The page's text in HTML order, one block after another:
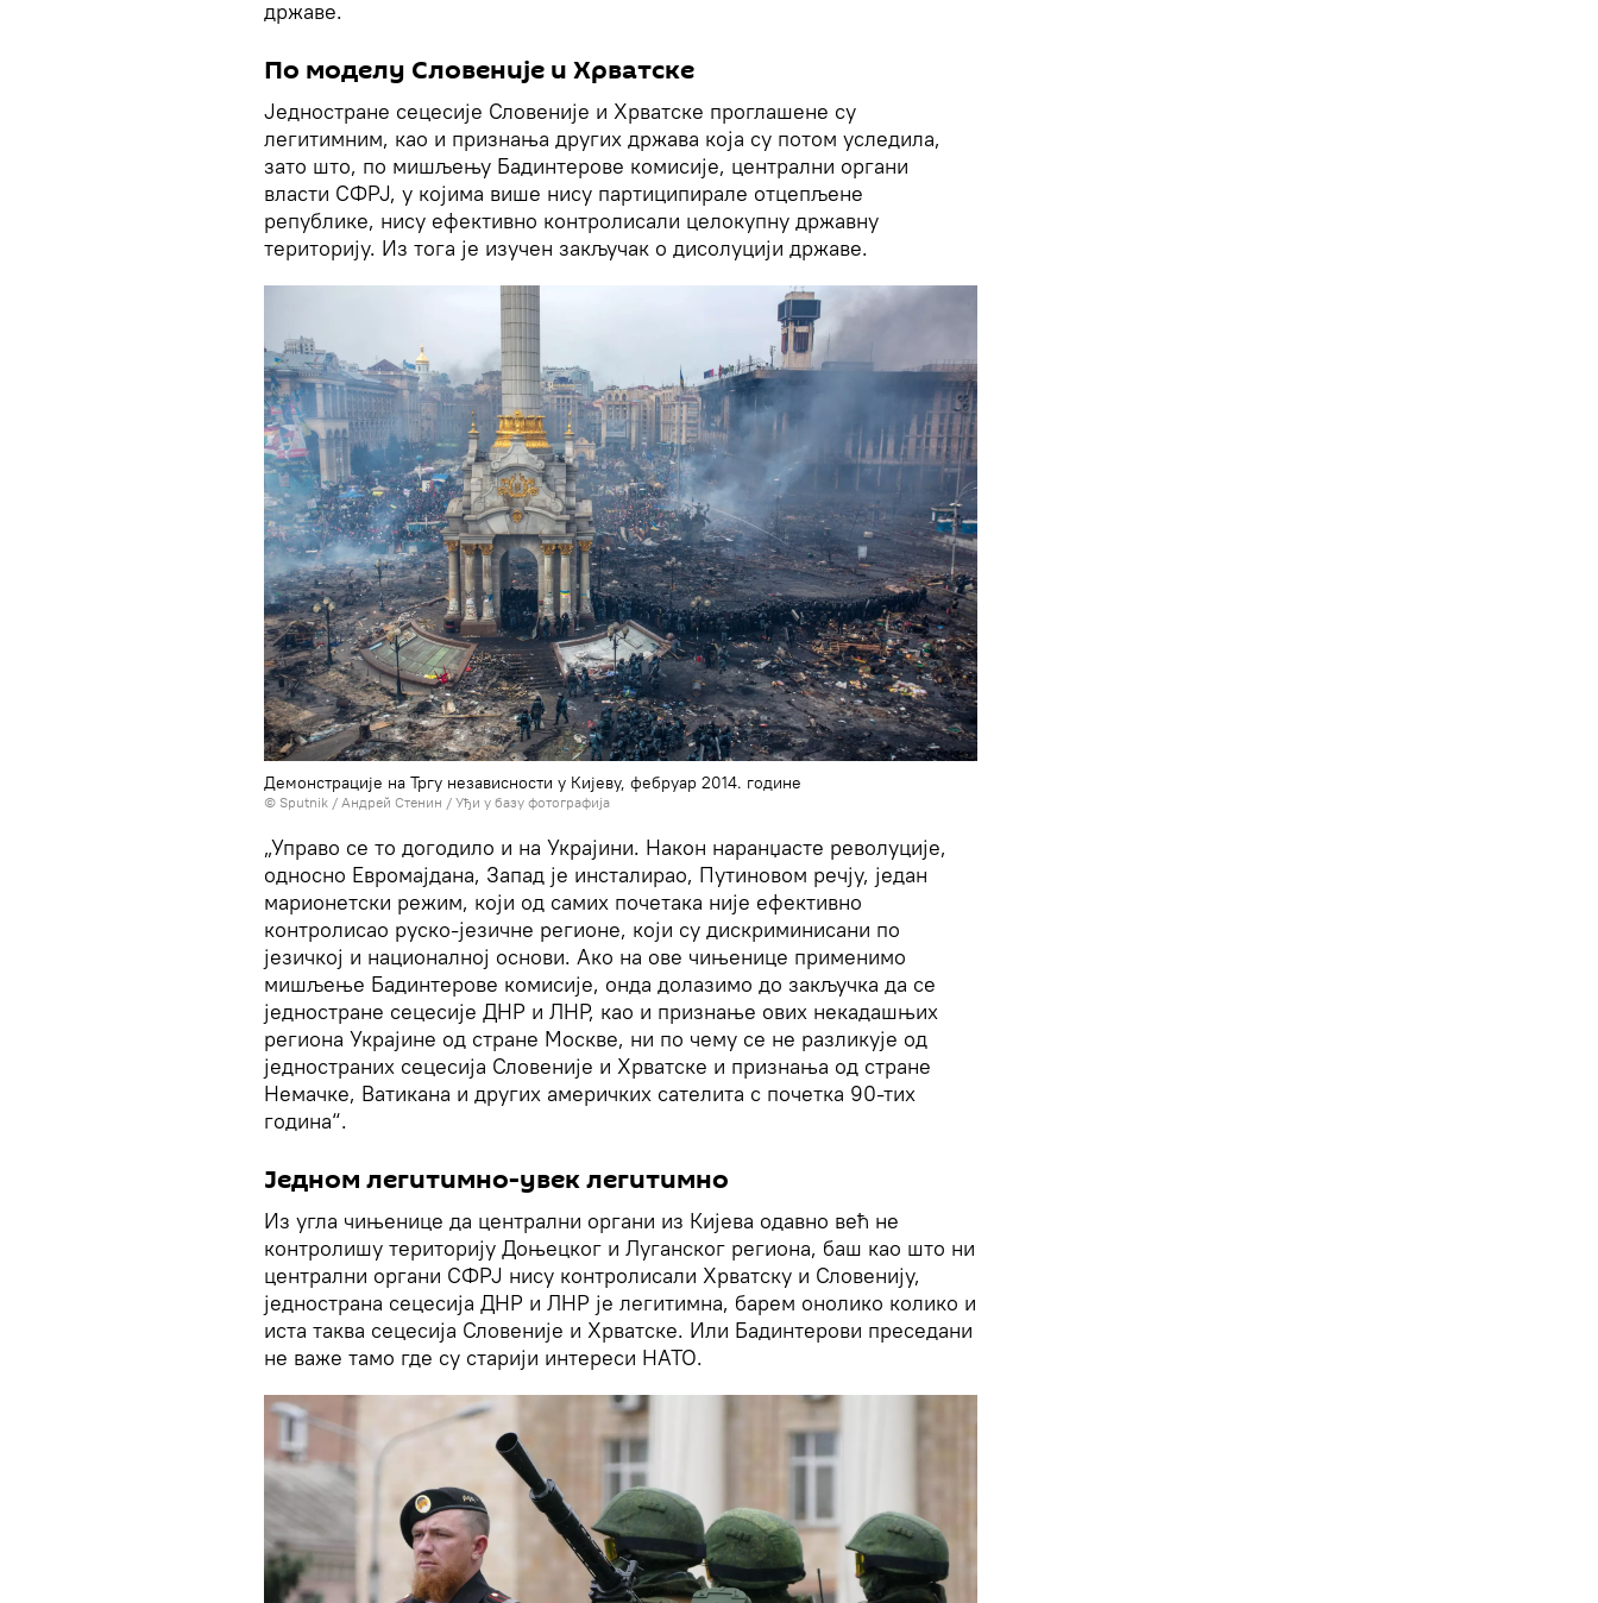
државе.
По моделу Словеније и Хрватске
Једностране сецесије Словеније и Хрватске проглашене су
легитимним, као и признања других држава која су потом уследила,
зато што, по мишљењу Бадинтерове комисије, централни органи
власти СФРЈ, у којима више нису партиципирале отцепљене
републике, нису ефективно контролисали целокупну државну
територију. Из тога је изучен закључак о дисолуцији државе.
Демонстрације на Тргу независности у Кијеву, фебруар 2014. године
© Sputnik / Андрей Стенин / Уђи у базу фотографија
„Управо се то догодило и на Украјини. Након наранџасте револуције,
односно Евромајдана, Запад је инсталирао, Путиновом речју, један
марионетски режим, који од самих почетака није ефективно
контролисао руско-језичне регионе, који су дискриминисани по
језичкој и националној основи. Ако на ове чињенице применимо
мишљење Бадинтерове комисије, онда долазимо до закључка да се
једностране сецесије ДНР и ЛНР, као и признање ових некадашњих
региона Украјине од стране Москве, ни по чему се не разликује од
једностраних сецесија Словеније и Хрватске и признања од стране
Немачке, Ватикана и других америчких сателита с почетка 90-тих
година“.
Једном легитимно-увек легитимно
Из угла чињенице да централни органи из Кијева одавно већ не
контролишу територију Доњецког и Луганског региона, баш као што ни
централни органи СФРЈ нису контролисали Хрватску и Словенију,
једнострана сецесија ДНР и ЛНР је легитимна, барем онолико колико и
иста таква сецесија Словеније и Хрватске. Или Бадинтерови преседани
не важе тамо где су старији интереси НАТО.